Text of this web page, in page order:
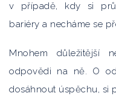
v případě, kdy si
bariéry a necháme se
Mnohem důležitější
odpovědi na ně. O
dosáhnout úspěchu, si